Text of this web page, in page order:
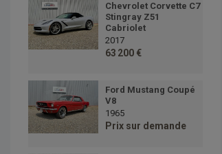
Chevrolet Corvette C7
Stingray Z51
Cabriolet
2017
63 200 €
Ford Mustang Coupé
V8
1965
Prix sur demande